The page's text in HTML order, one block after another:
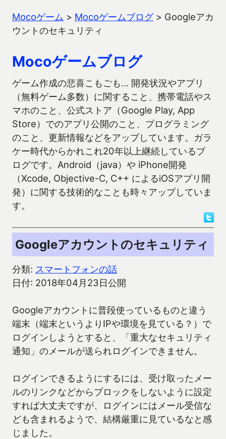
Mocoゲーム > Mocoゲームブログ> Googleアカ
ウントのセキュリティ
Mocoゲームブログ
ゲーム作成の悲喜こもごも… 開発状況やアプリ
（無料ゲーム多数）に関すること、携帯電話やス
マホのこと、公式ストア（Google Play, App
Store）でのアプリ公開のこと、プログラミング
のこと、更新情報などをアップしています。ガラ
ケー時代からかれこれ20年以上継続しているブ
ログです。Android（java）や iPhone開発
（Xcode, Objective-C, C++ によるiOSアプリ開
発）に関する技術的なことも時々アップしていま
す。
Googleアカウントのセキュリティ
分類: スマートフォンの話
日付: 2018年04月23日公開
Googleアカウントに普段使っているものと違う
端末（端末というよりIPや環境を見ている？）で
ログインしようとすると、「重大なセキュリティ
通知」のメールが送られログインできません。
ログインできるようにするには、受け取ったメー
ルのリンクなどからブロックをしないように設定
すれば大丈夫ですが、ログインにはメール受信な
ども含まれるようで、結構厳重に見ているなと感
じました。